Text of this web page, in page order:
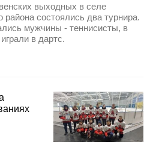
выходных в селе
района состоялись два турнира.
мужчины - теннисисты, в
в дартс.